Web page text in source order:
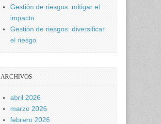
Gestión de riesgos: mitigar el
impacto
Gestión de riesgos: diversificar
el riesgo
ARCHIVOS
abril 2026
marzo 2026
febrero 2026